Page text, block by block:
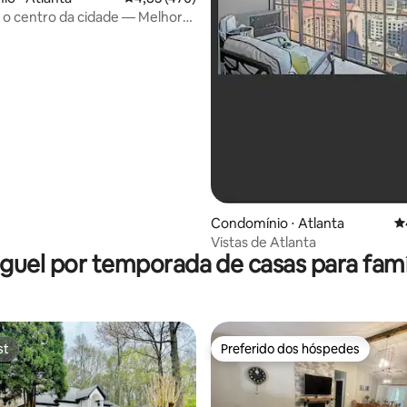
o centro da cidade — Melhor
Condomínio ⋅ Atlanta
Vistas de Atlanta
por temporada de casas para
Preferido dos hóspedes
Preferido dos hóspedes